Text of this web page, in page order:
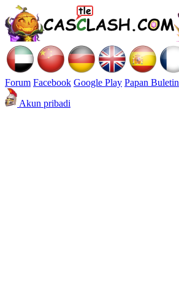
Forum Facebook Google Play Papan Buletin
Akun pribadi